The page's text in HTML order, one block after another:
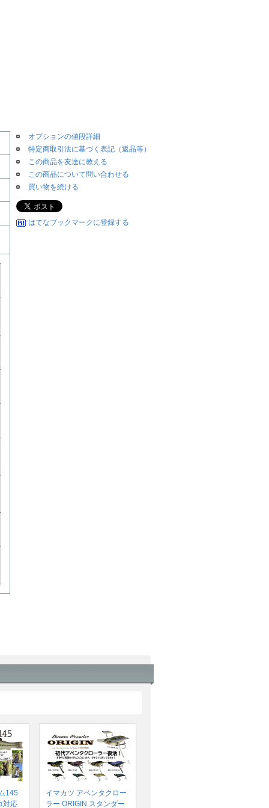
オプションの値段詳細
特定商取引法に基づく表記（返品等）
この商品を友達に教える
この商品について問い合わせる
買い物を続ける
はてなブックマークに登録する
145
対応
イマカツ アベンタクロー
ラー ORIGIN スタンダー